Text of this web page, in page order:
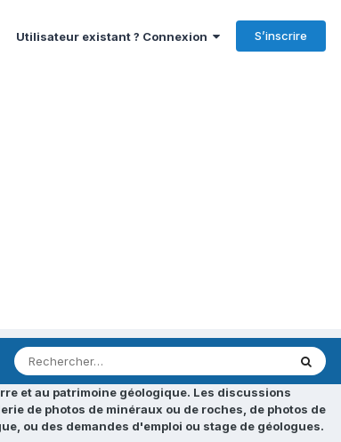
Utilisateur existant ? Connexion S’inscrire
et au patrimoine géologique. Les discussions
de photos de minéraux ou de roches, de photos de
ou des demandes d'emploi ou stage de géologues.